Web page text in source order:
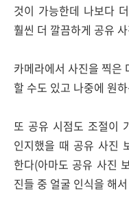
것이 가능한데 나보다
훨씬 더 깔끔하게 공유
카메라에서 사진을 찍은
할 수도 있고 나중에 원
또 공유 시점도 조절이
인지했을 때 공유 사진
한다(아마도 공유 사진
진들 중 얼굴 인식을 해